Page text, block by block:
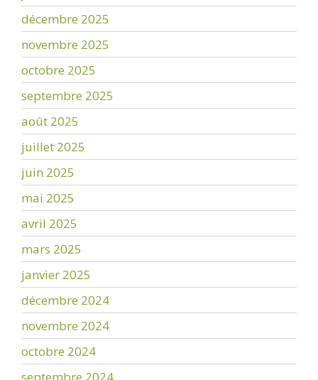
décembre 2025
novembre 2025
octobre 2025
septembre 2025
août 2025
juillet 2025
juin 2025
mai 2025
avril 2025
mars 2025
janvier 2025
décembre 2024
novembre 2024
octobre 2024